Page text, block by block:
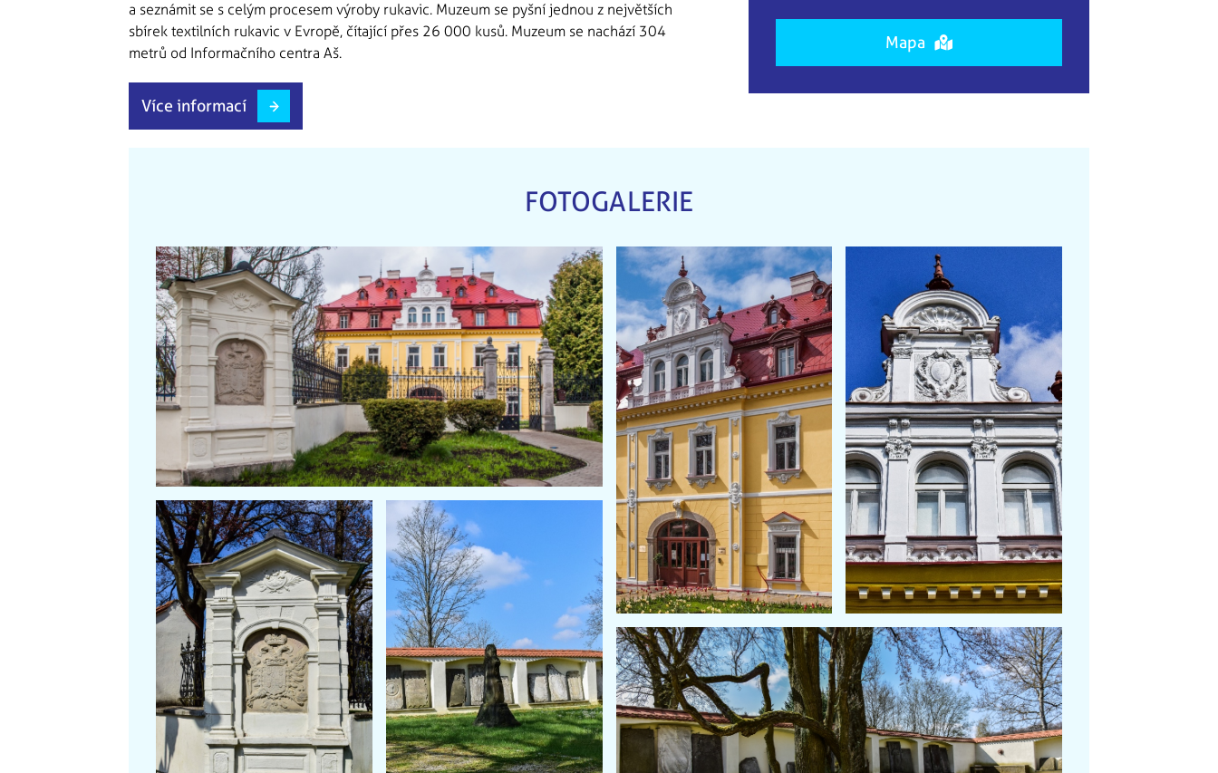
a seznámit se s celým procesem výroby rukavic. Muzeum se pyšní jednou z největších
sbírek textilních rukavic v Evropě, čítající přes 26 000 kusů. Muzeum se nachází 304
metrů od Informačního centra Aš.
Více informací
Mapa
FOTOGALERIE